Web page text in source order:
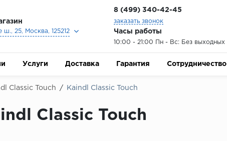
ш., 25, Москва, 125212
8 (499) 340-42-45
заказать звонок
Часы работы
10:00 - 21:00 Пн - Вс: Без выходных
Услуги Доставка Гарантия Сотрудничество
Classic Touch / Kaindl Classic Touch
Classic Touch